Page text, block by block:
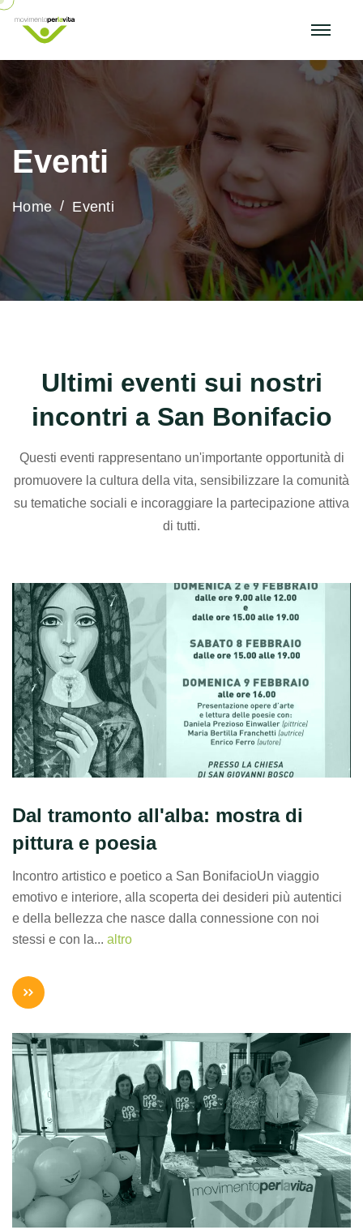
Eventi
Home Eventi
Ultimi eventi sui nostri
incontri a San Bonifacio
Questi eventi rappresentano un'importante opportunità di
promuovere la cultura della vita, sensibilizzare la comunità
su tematiche sociali e incoraggiare la partecipazione attiva
di tutti.
Dal tramonto all'alba: mostra di
pittura e poesia
Incontro artistico e poetico a San BonifacioUn viaggio
emotivo e interiore, alla scoperta dei desideri più autentici
e della bellezza che nasce dalla connessione con noi
stessi e con la... altro